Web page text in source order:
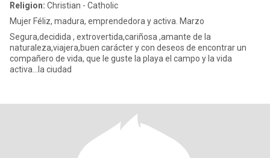
Religion: Christian - Catholic
Mujer Féliz, madura, emprendedora y activa. Marzo
Segura,decidida , extrovertida,cariñosa ,amante de la
naturaleza,viajera,buen carácter y con deseos de encontrar un
compañero de vida, que le guste la playa el campo y la vida
activa...la ciudad